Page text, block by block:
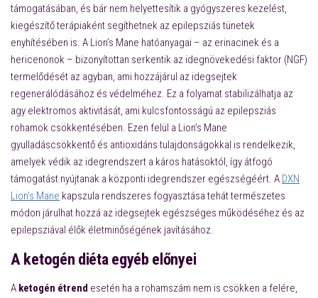
támogatásában, és bár nem helyettesítik a gyógyszeres kezelést,
kiegészítő terápiaként segíthetnek az epilepsziás tünetek
enyhítésében is. A Lion’s Mane hatóanyagai – az erinacinek és a
hericenonok – bizonyítottan serkentik az idegnövekedési faktor (NGF)
termelődését az agyban, ami hozzájárul az idegsejtek
regenerálódásához és védelméhez. Ez a folyamat stabilizálhatja az
agy elektromos aktivitását, ami kulcsfontosságú az epilepsziás
rohamok csökkentésében. Ezen felül a Lion’s Mane
gyulladáscsökkentő és antioxidáns tulajdonságokkal is rendelkezik,
amelyek védik az idegrendszert a káros hatásoktól, így átfogó
támogatást nyújtanak a központi idegrendszer egészségéért. A DXN
Lion’s Mane kapszula rendszeres fogyasztása tehát természetes
módon járulhat hozzá az idegsejtek egészséges működéséhez és az
epilepsziával élők életminőségének javításához.
A ketogén diéta egyéb előnyei
A ketogén étrend esetén ha a rohamszám nem is csökken a felére,